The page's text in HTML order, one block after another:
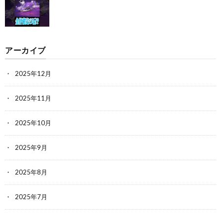
アーカイブ
2025年12月
2025年11月
2025年10月
2025年9月
2025年8月
2025年7月